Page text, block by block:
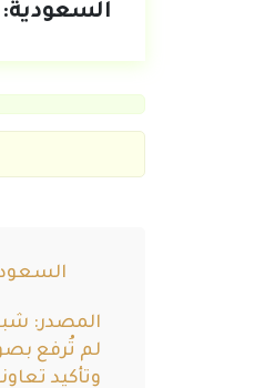
المصدر:
لم تُرفع
وتأكيد